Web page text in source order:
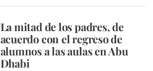
La mitad de los padres, de
acuerdo con el regreso de
alumnos a las aulas en Abu
Dhabi